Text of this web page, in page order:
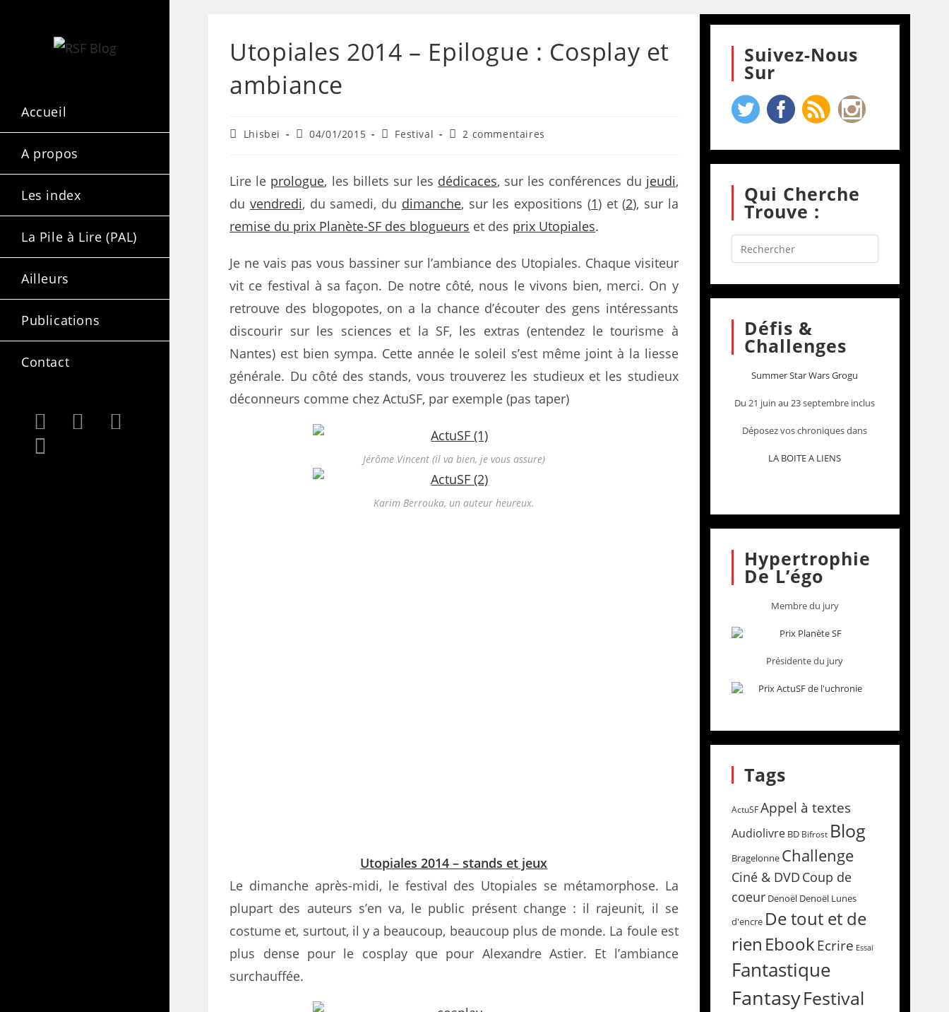
Accueil
A propos
Les index
La Pile à Lire (PAL)
Ailleurs
Publications
Contact
Utopiales 2014 – Epilogue : Cosplay et
ambiance
Lhisbei 04/01/2015 Festival 2 commentaires
Lire le prologue, les billets sur les dédicaces, sur les conférences du jeudi,
du vendredi, du samedi, du dimanche, sur les expositions (1) et (2), sur la
remise du prix Planète-SF des blogueurs et des prix Utopiales.
Je ne vais pas vous bassiner sur l’ambiance des Utopiales. Chaque visiteur
vit ce festival à sa façon. De notre côté, nous le vivons bien, merci. On y
retrouve des blogopotes, on a la chance d’écouter des gens intéressants
discourir sur les sciences et la SF, les extras (entendez le tourisme à
Nantes) est bien sympa. Cette année le soleil s’est même joint à la liesse
générale. Du côté des stands, vous trouverez les studieux et les studieux
déconneurs comme chez ActuSF, par exemple (pas taper)
Jérôme Vincent (il va bien, je vous assure)
Karim Berrouka, un auteur heureux.
Utopiales 2014 – stands et jeux
Le dimanche après-midi, le festival des Utopiales se métamorphose. La
plupart des auteurs s’en va, le public présent change : il rajeunit, il se
costume et, surtout, il y a beaucoup, beaucoup plus de monde. La foule est
plus dense pour le cosplay que pour Alexandre Astier. Et l’ambiance
surchauffée.
Suivez-Nous
Sur
Qui Cherche
Trouve :
Défis &
Challenges
Summer Star Wars Grogu
Du 21 juin au 23 septembre inclus
Déposez vos chroniques dans
LA BOITE A LIENS
Hypertrophie
De L’égo
Membre du jury
Présidente du jury
Tags
ActuSF Appel à textes
Audiolivre BD Bifrost Blog
Bragelonne Challenge
Ciné & DVD Coup de
coeur Denoël Denoël Lunes
d'encre De tout et de
rien EbookEcrire Essai
Fantastique
FantasyFestival